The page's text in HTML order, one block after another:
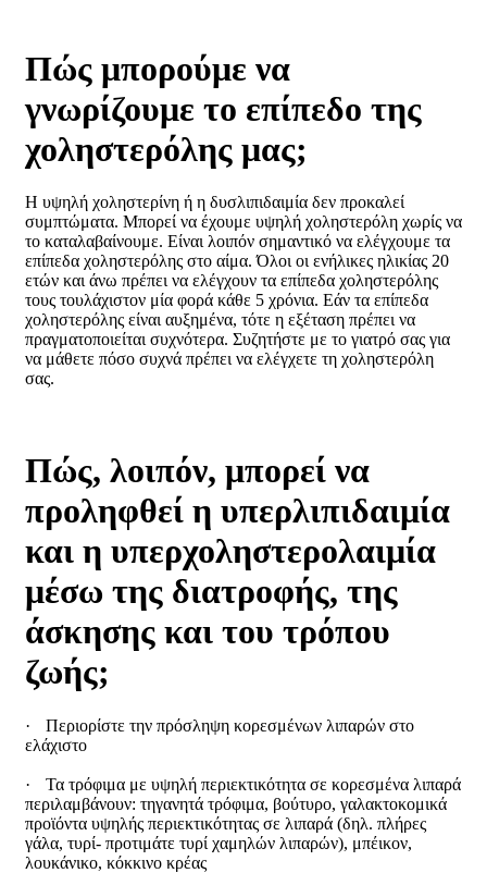
Πώς μπορούμε να
γνωρίζουμε το επίπεδο της
χοληστερόλης μας;
Η υψηλή χοληστερίνη ή η δυσλιπιδαιμία δεν προκαλεί
συμπτώματα. Μπορεί να έχουμε υψηλή χοληστερόλη χωρίς να
το καταλαβαίνουμε. Είναι λοιπόν σημαντικό να ελέγχουμε τα
επίπεδα χοληστερόλης στο αίμα. Όλοι οι ενήλικες ηλικίας 20
ετών και άνω πρέπει να ελέγχουν τα επίπεδα χοληστερόλης
τους τουλάχιστον μία φορά κάθε 5 χρόνια. Εάν τα επίπεδα
χοληστερόλης είναι αυξημένα, τότε η εξέταση πρέπει να
πραγματοποιείται συχνότερα. Συζητήστε με το γιατρό σας για
να μάθετε πόσο συχνά πρέπει να ελέγχετε τη χοληστερόλη
σας.
Πώς, λοιπόν, μπορεί να
προληφθεί η υπερλιπιδαιμία
και η υπερχοληστερολαιμία
μέσω της διατροφής, της
άσκησης και του τρόπου
ζωής;
·
Περιορίστε την πρόσληψη κορεσμένων λιπαρών στο
ελάχιστο
·
Τα τρόφιμα με υψηλή περιεκτικότητα σε κορεσμένα λιπαρά
περιλαμβάνουν: τηγανητά τρόφιμα, βούτυρο, γαλακτοκομικά
προϊόντα υψηλής περιεκτικότητας σε λιπαρά (δηλ. πλήρες
γάλα, τυρί- προτιμάτε τυρί χαμηλών λιπαρών), μπέικον,
λουκάνικο, κόκκινο κρέας